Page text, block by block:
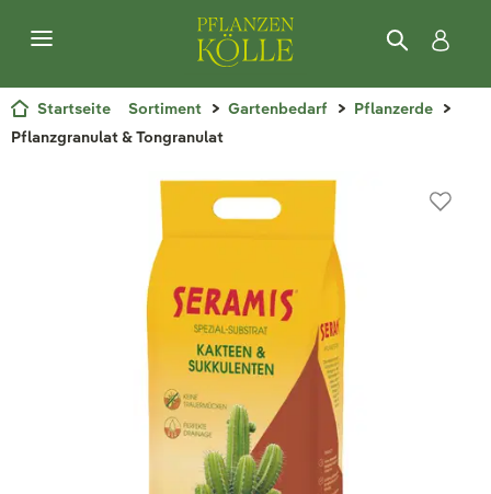
Startseite Sortiment Gartenbedarf
Pflanzerde
Pflanzgranulat & Tongranulat